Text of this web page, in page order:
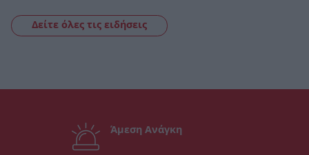
Δείτε όλες τις ειδήσεις
Άμεση Ανάγκη